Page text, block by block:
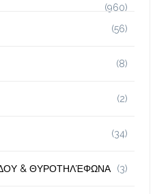
(960)
(56)
(8)
(2)
(34)
& ΘΥΡΟΤΗΛΈΦΩΝΑ (3)